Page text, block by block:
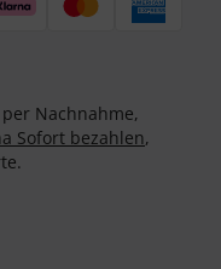
Nachnahme,
Sofort bezahlen,